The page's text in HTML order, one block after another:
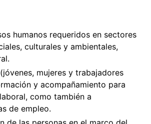
humanos requeridos en sectores
culturales y ambientales,
mujeres y trabajadores
y acompañamiento para
como también a
de empleo.